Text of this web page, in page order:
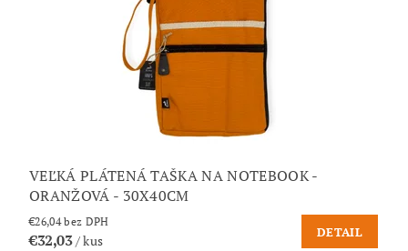
VEĽKÁ PLÁTENÁ TAŠKA NA NOTEBOOK -
ORANŽOVÁ - 30X40CM
€26,04 bez DPH
€32,03/ kus
DETAIL